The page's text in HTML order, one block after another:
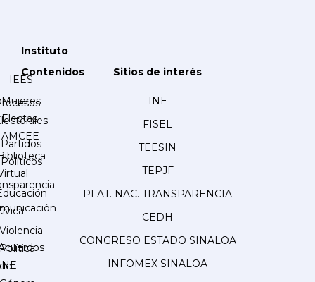
Instituto
IEES
Partidos
Políticos
Contenidos
Mujeres
Electas
AMCEE
Violencia
Política
de
Sitios de interés
INE
FISEL
TEESIN
TEPJF
PLAT. NAC. TRANSPARENCIA
CEDH
CONGRESO ESTADO SINALOA
INFOMEX SINALOA